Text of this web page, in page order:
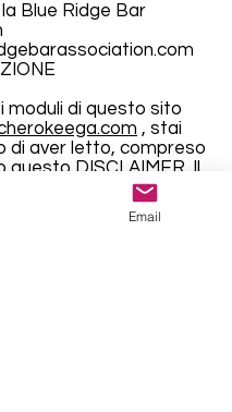
Blue Ridge Bar
moduli di questo sito
, stai
di aver letto, compreso
DISCLAIMER. Il
i suoi funzionari,
agenti e/o chiunque
alla creazione di moduli,
Email